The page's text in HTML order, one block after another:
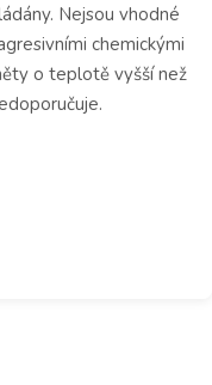
Nejsou vhodné
chemickými
o teplotě vyšší než